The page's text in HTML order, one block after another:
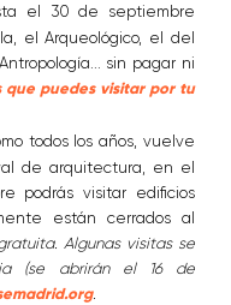
el 30 de septiembre
el Arqueológico, el del
sin pagar ni
que puedes visitar por tu
todos los años, vuelve
de arquitectura, en el
podrás visitar edificios
están cerrados al
Algunas visitas se
(se abrirán el 16 de
.